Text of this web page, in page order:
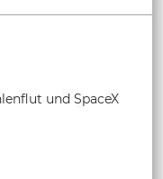
und SpaceX